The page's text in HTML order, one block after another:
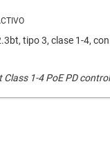
tipo 3, clase 1-4,
Class 1-4 PoE PD